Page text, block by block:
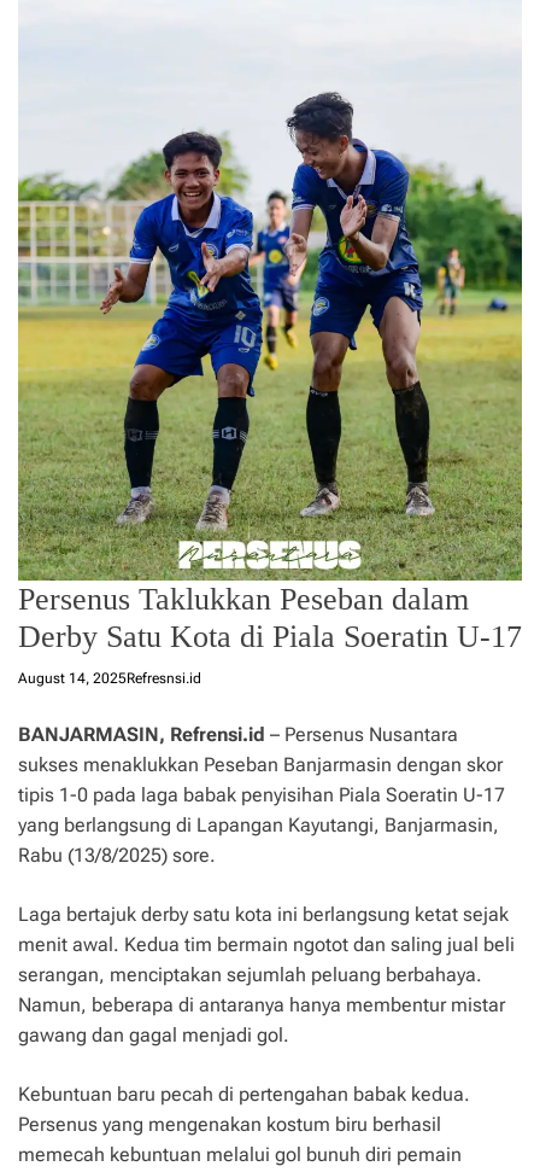
Persenus Taklukkan Peseban dalam
Derby Satu Kota di Piala Soeratin U-17
August 14, 2025Refresnsi.id
BANJARMASIN, Refrensi.id – Persenus Nusantara
sukses menaklukkan Peseban Banjarmasin dengan skor
tipis 1-0 pada laga babak penyisihan Piala Soeratin U-17
yang berlangsung di Lapangan Kayutangi, Banjarmasin,
Rabu (13/8/2025) sore.
Laga bertajuk derby satu kota ini berlangsung ketat sejak
menit awal. Kedua tim bermain ngotot dan saling jual beli
serangan, menciptakan sejumlah peluang berbahaya.
Namun, beberapa di antaranya hanya membentur mistar
gawang dan gagal menjadi gol.
Kebuntuan baru pecah di pertengahan babak kedua.
Persenus yang mengenakan kostum biru berhasil
memecah kebuntuan melalui gol bunuh diri pemain